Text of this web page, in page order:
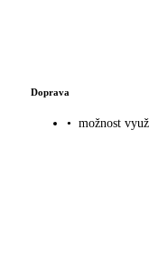
Doprava
• možnost